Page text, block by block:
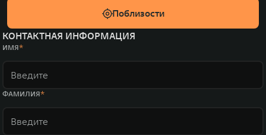
Поблизости
КОНТАКТНАЯ ИНФОРМАЦИЯ
ИМЯ
ФАМИЛИЯ